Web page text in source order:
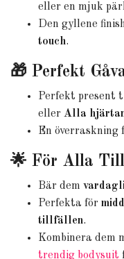
eller en mjuk
Den gyllene
touch.
🎁 Perfekt
Perfekt present
eller Alla
En överraskning
🌟 För Alla
Bär dem
Perfekta för
tillfällen.
Kombinera dem
trendig bodysuit